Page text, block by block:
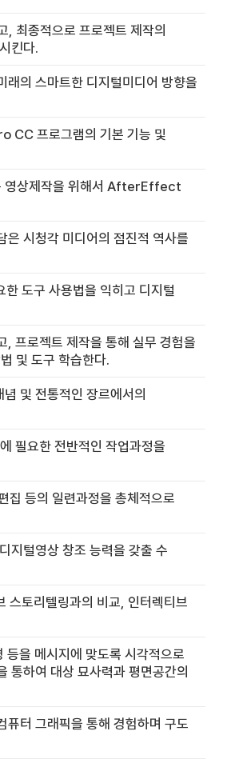
최종적으로 프로젝트 제작의
킨다.
래의 스마트한 디지털미디어 방향을
CC 프로그램의 기본 기능 및
영상제작을 위해서 AfterEffect
은 시청각 미디어의 점진적 역사를
도구 사용법을 익히고 디지털
, 프로젝트 제작을 통해 실무 경험을
및 도구 학습한다.
및 전통적인 장르에서의
필요한 전반적인 작업과정을
집 등의 일련과정을 총체적으로
지털영상 창조 능력을 갖출 수
스토리텔링과의 비교, 인터렉티브
을 메시지에 맞도록 시각적으로
통하여 대상 묘사력과 평면공간의
퓨터 그래픽을 통해 경험하며 구도